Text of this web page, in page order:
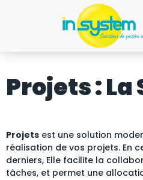
Projets :
Projets est une solution
réalisation de vos projets. En
derniers, Elle facilite la
tâches, et permet une